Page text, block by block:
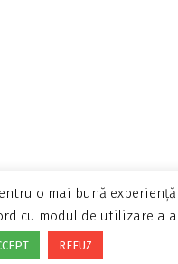
o mai bună
cu modul de utilizare a
REFUZ